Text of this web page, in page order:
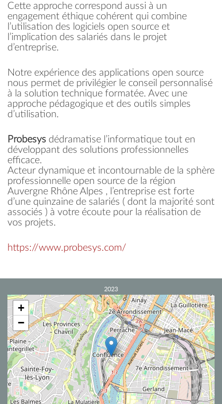
Cette approche correspond aussi à un
engagement éthique cohérent qui combine
l’utilisation des logiciels open source et
l’implication des salariés dans le projet
d’entreprise.
Notre expérience des applications open source
nous permet de privilégier le conseil personnalisé
à la solution technique formatée. Avec une
approche pédagogique et des outils simples
d’utilisation.
Probesys dédramatise l’informatique tout en
développant des solutions professionnelles
efficace.
Acteur dynamique et incontournable de la sphère
professionnelle open source de la région
Auvergne Rhône Alpes , l’entreprise est forte
d’une quinzaine de salariés ( dont la majorité sont
associés ) à votre écoute pour la réalisation de
vos projets.
https://www.probesys.com/
2023
+
−